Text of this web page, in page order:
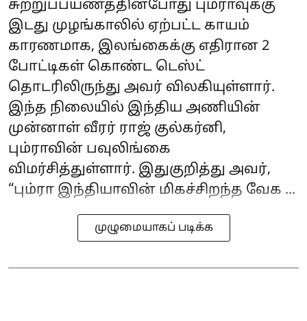
சுற்றுப்பயணத்தின்போது பும்ராவுக்கு
இடது முழங்காலில் ஏற்பட்ட காயம்
காரணமாக, இலங்கைக்கு எதிரான 2
போட்டிகள் கொண்ட டெஸ்ட்
தொடரிலிருந்து அவர் விலகியுள்ளார்.
இந்த நிலையில் இந்திய அணியின்
முன்னாள் வீரர் ராஜ் குல்கர்னி,
பும்ராவின் பவுலிங்கை
விமர்சித்துள்ளார். இதுகுறித்து அவர்,
“பும்ரா இந்தியாவின் மிகச்சிறந்த வேக ...
முழுமையாகப் படிக்க